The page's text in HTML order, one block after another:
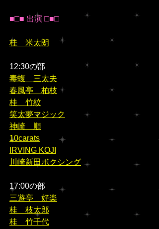
■□■ 出演 □■□
桂　米太朗
12:30の部
毒蝮　三太夫
春風亭　柏枝
桂　竹紋
笑太夢マジック
神崎　順
10carats
IRVING KOJI
川崎新田ボクシング
17:00の部
三遊亭　好楽
桂　枝太郎
桂　竹千代